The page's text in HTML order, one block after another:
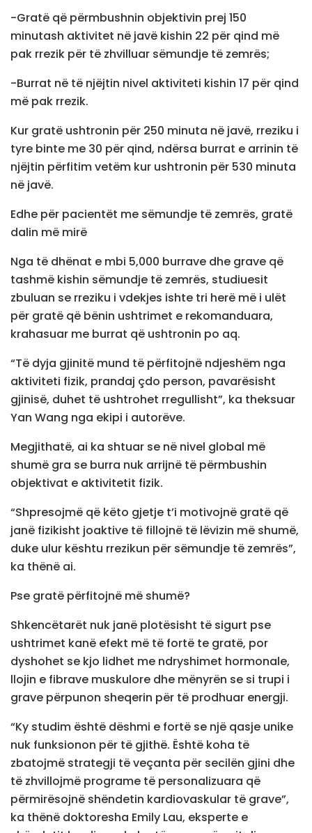
-Gratë që përmbushnin objektivin prej 150
minutash aktivitet në javë kishin 22 për qind më
pak rrezik për të zhvilluar sëmundje të zemrës;
-Burrat në të njëjtin nivel aktiviteti kishin 17 për qind
më pak rrezik.
Kur gratë ushtronin për 250 minuta në javë, rreziku i
tyre binte me 30 për qind, ndërsa burrat e arrinin të
njëjtin përfitim vetëm kur ushtronin për 530 minuta
në javë.
Edhe për pacientët me sëmundje të zemrës, gratë
dalin më mirë
Nga të dhënat e mbi 5,000 burrave dhe grave që
tashmë kishin sëmundje të zemrës, studiuesit
zbuluan se rreziku i vdekjes ishte tri herë më i ulët
për gratë që bënin ushtrimet e rekomanduara,
krahasuar me burrat që ushtronin po aq.
“Të dyja gjinitë mund të përfitojnë ndjeshëm nga
aktiviteti fizik, prandaj çdo person, pavarësisht
gjinisë, duhet të ushtrohet rregullisht”, ka theksuar
Yan Wang nga ekipi i autorëve.
Megjithatë, ai ka shtuar se në nivel global më
shumë gra se burra nuk arrijnë të përmbushin
objektivat e aktivitetit fizik.
“Shpresojmë që këto gjetje t’i motivojnë gratë që
janë fizikisht joaktive të fillojnë të lëvizin më shumë,
duke ulur kështu rrezikun për sëmundje të zemrës”,
ka thënë ai.
Pse gratë përfitojnë më shumë?
Shkencëtarët nuk janë plotësisht të sigurt pse
ushtrimet kanë efekt më të fortë te gratë, por
dyshohet se kjo lidhet me ndryshimet hormonale,
llojin e fibrave muskulore dhe mënyrën se si trupi i
grave përpunon sheqerin për të prodhuar energji.
“Ky studim është dëshmi e fortë se një qasje unike
nuk funksionon për të gjithë. Është koha të
zbatojmë strategji të veçanta për secilën gjini dhe
të zhvillojmë programe të personalizuara që
përmirësojnë shëndetin kardiovaskular të grave”,
ka thënë doktoresha Emily Lau, eksperte e